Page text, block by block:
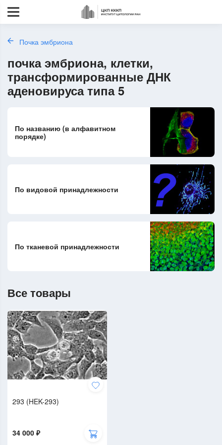
Почка эмбриона
почка эмбриона, клетки,
трансформированные ДНК
аденовируса типа 5
По названию (в алфавитном
порядке)
По видовой принадлежности
По тканевой принадлежности
Все товары
293 (HEK-293)
34 000 ₽